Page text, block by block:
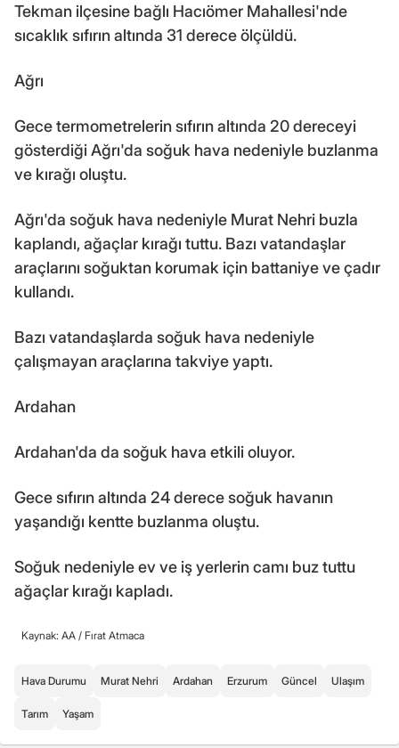
Tekman ilçesine bağlı Hacıömer Mahallesi'nde
sıcaklık sıfırın altında 31 derece ölçüldü.
Ağrı
Gece termometrelerin sıfırın altında 20 dereceyi
gösterdiği Ağrı'da soğuk hava nedeniyle buzlanma
ve kırağı oluştu.
Ağrı'da soğuk hava nedeniyle Murat Nehri buzla
kaplandı, ağaçlar kırağı tuttu. Bazı vatandaşlar
araçlarını soğuktan korumak için battaniye ve çadır
kullandı.
Bazı vatandaşlarda soğuk hava nedeniyle
çalışmayan araçlarına takviye yaptı.
Ardahan
Ardahan'da da soğuk hava etkili oluyor.
Gece sıfırın altında 24 derece soğuk havanın
yaşandığı kentte buzlanma oluştu.
Soğuk nedeniyle ev ve iş yerlerin camı buz tuttu
ağaçlar kırağı kapladı.
Kaynak: AA / Fırat Atmaca
Hava Durumu Murat Nehri Ardahan Erzurum Güncel Ulaşım
Tarım Yaşam